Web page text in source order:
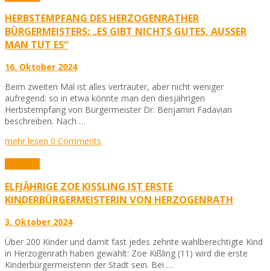
HERBSTEMPFANG DES HERZOGENRATHER
BÜRGERMEISTERS: „ES GIBT NICHTS GUTES, AUSSER M
AN TUT ES“
16. Oktober 2024
Beim zweiten Mal ist alles vertrauter, aber nicht weniger
aufregend: so in etwa könnte man den diesjährigen
Herbstempfang von Bürgermeister Dr. Benjamin Fadavian
beschreiben. Nach …
mehr lesen 0 Comments
ELFJÄHRIGE ZOE KISSLING IST ERSTE K
INDERBÜRGERMEISTERIN VON HERZOGENRATH
3. Oktober 2024
Über 200 Kinder und damit fast jedes zehnte wahlberechtigte Kind
in Herzogenrath haben gewählt: Zoe Kißling (11) wird die erste
Kinderbürgermeisterin der Stadt sein. Bei …